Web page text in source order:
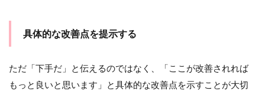
具体的な改善点を提示する
ただ「下手だ」と伝えるのではなく、「ここが改善されれば
もっと良いと思います」と具体的な改善点を示すことが大切